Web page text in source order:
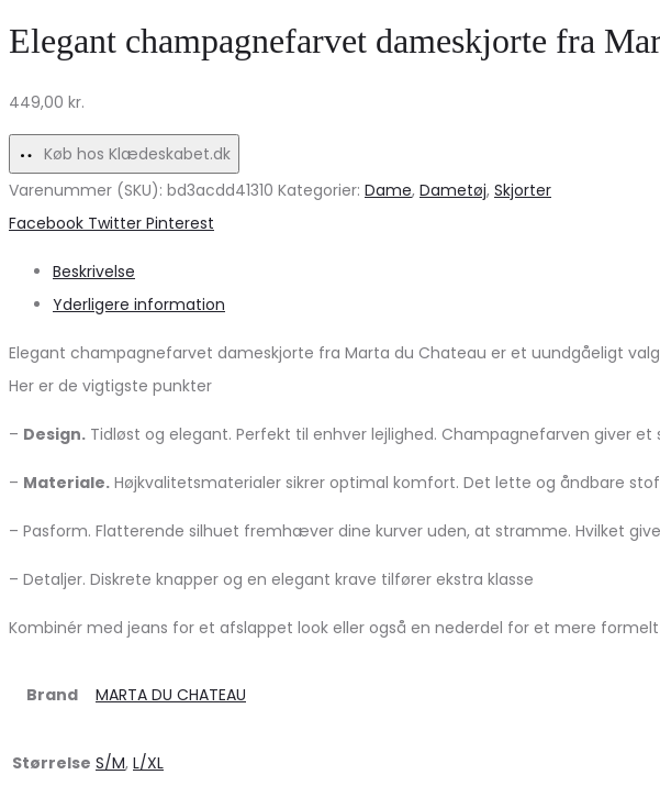
Fango
Marta
du
Chateau
shirt
kvinder
Elegance
og
Elegant champagnefarvet dameskjorte fra
449,00 kr.
Køb hos Klædeskabet.dk
Varenummer (SKU): bd3acdd41310 Kategorier: Dame, Dametøj, Skjorter
Share
Facebook Twitter Pinterest
Beskrivelse
Yderligere information
Elegant champagnefarvet dameskjorte fra Marta du Chateau er et uundgåeligt
Her er de vigtigste punkter
– Design. Tidløst og elegant. Perfekt til enhver lejlighed. Champagnefarven giver
– Materiale. Højkvalitetsmaterialer sikrer optimal komfort. Det lette og åndbare
– Pasform. Flatterende silhuet fremhæver dine kurver uden, at stramme. Hvilket
– Detaljer. Diskrete knapper og en elegant krave tilfører ekstra klasse
Kombinér med jeans for et afslappet look eller også en nederdel for et mere
Brand MARTA DU CHATEAU
Størrelse S/M, L/XL